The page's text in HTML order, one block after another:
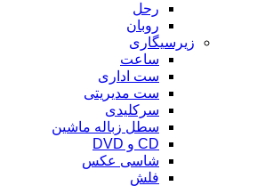
رحل
روبان
زیرسیگاری
ساعت
ست اداری
ست مدیریتی
سرکلیدی
سطل زباله ماشین
CD و DVD
شاسی عکس
فلش